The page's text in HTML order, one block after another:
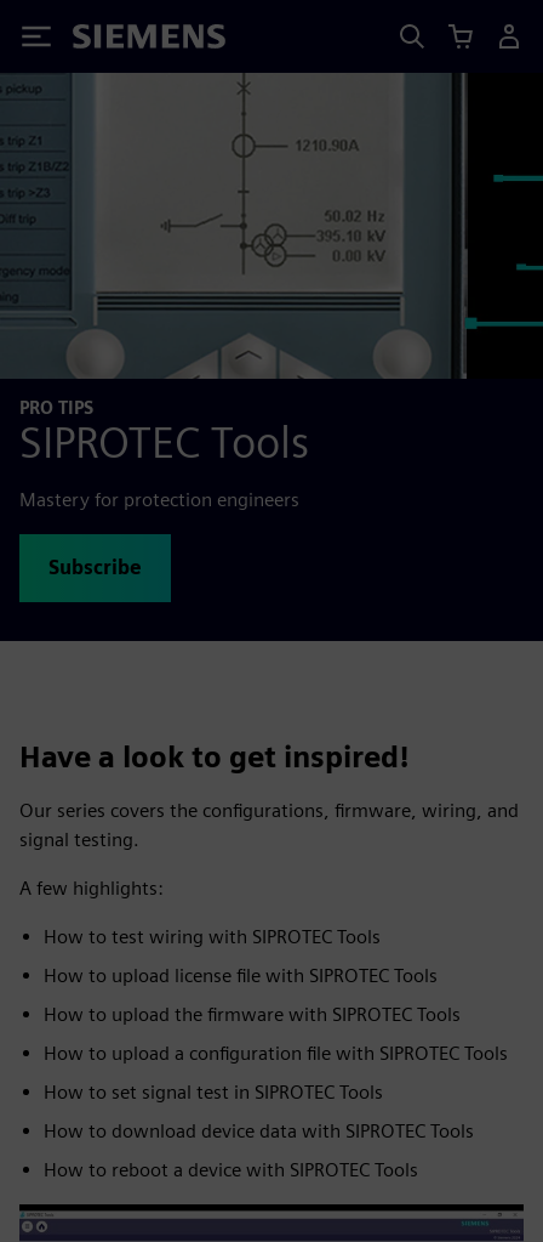
Siemens
PRO TIPS
SIPROTEC Tools
Mastery for protection engineers
Subscribe
Have a look to get inspired!
Our series covers the configurations, firmware, wiring, and
signal testing.
A few highlights:
How to test wiring with SIPROTEC Tools
How to upload license file with SIPROTEC Tools
How to upload the firmware with SIPROTEC Tools
How to upload a configuration file with SIPROTEC Tools
How to set signal test in SIPROTEC Tools
How to download device data with SIPROTEC Tools
How to reboot a device with SIPROTEC Tools